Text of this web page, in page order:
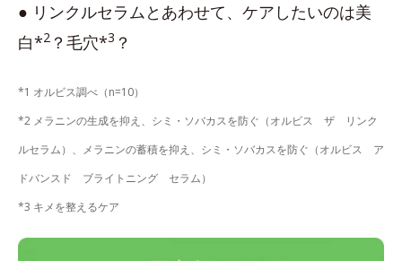
● リンクルセラムとあわせて、ケアしたいのは美
白*2 ？毛穴*3 ？
*1 オルビス調べ（n=10）
*2 メラニンの生成を抑え、シミ・ソバカスを防ぐ（オルビス ザ リンク
ルセラム）、メラニンの蓄積を抑え、シミ・ソバカスを防ぐ（オルビス ア
ドバンスド ブライトニング セラム）
*3 キメを整えるケア